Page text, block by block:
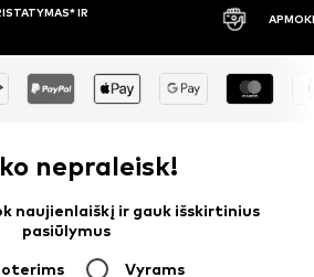
IR
nepraleisk!
naujienlaiškį ir gauk išskirtinius
pasiūlymus
Vyrams